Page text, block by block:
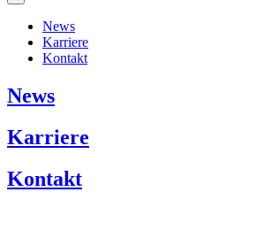
News
Karriere
Kontakt
News
Karriere
Kontakt